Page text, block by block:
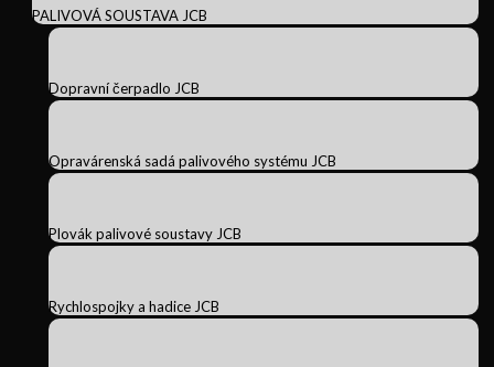
PALIVOVÁ SOUSTAVA JCB
Dopravní čerpadlo JCB
Opravárenská sadá palivového systému JCB
Plovák palivové soustavy JCB
Rychlospojky a hadice JCB